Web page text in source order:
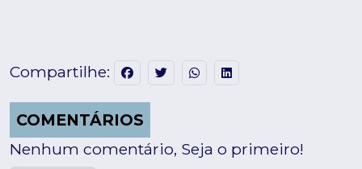
Compartilhe:
COMENTÁRIOS
Nenhum comentário, Seja o primeiro!